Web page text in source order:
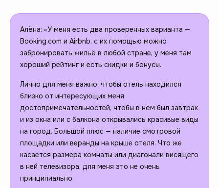
Алёна: «У меня есть два проверенных варианта —
Booking.com и Airbnb, с их помощью можно
забронировать жильё в любой стране, у меня там
хороший рейтинг и есть скидки и бонусы.
Лично для меня важно, чтобы отель находился
близко от интересующих меня
достопримечательностей, чтобы в нём был завтрак
и из окна или с балкона открывались красивые виды
на город. Большой плюс — наличие смотровой
площадки или веранды на крыше отеля. Что же
касается размера комнаты или диагонали висящего
в ней телевизора, для меня это не очень
принципиально.